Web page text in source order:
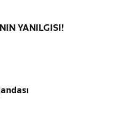
YANILGISI!